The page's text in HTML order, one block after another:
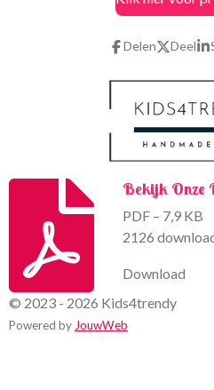
e
b
o
Delen Deel
Bekijk Onze
PDF – 7,9 KB
2126
Download
© 2023 - 2026 Kids4trendy
Powered by JouwWeb